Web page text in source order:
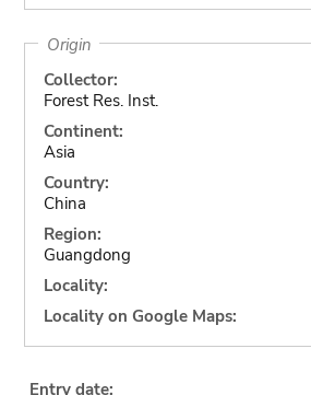
Origin
Collector:
Forest Res. Inst.
Continent:
Asia
Country:
China
Region:
Guangdong
Locality:
Locality on Google Maps:
Entry date: